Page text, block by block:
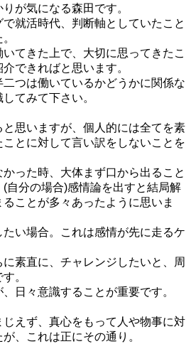
が気になる森田です。
就活時代、判断軸としていたこと
てきた上で、大切に思ってきたこ
できればと思います。
つは働いているかどうかに関係な
てみて下さい。
思いますが、個人的には全てを素
とに対して言い訳をしないことを
った時、大体まず口から出ること
自分の場合)感情論を出すと結局解
ことが多々あったように思いま
い場合。これは感情が先に走るケ
素直に、チャレンジしたいと、周
。
日々意識することが重要です。
えず、真心をもって人や物事に対
、これは正にその通り。